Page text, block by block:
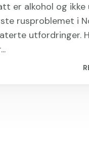
er alkohol og ikke
rusproblemet i
utfordringer.